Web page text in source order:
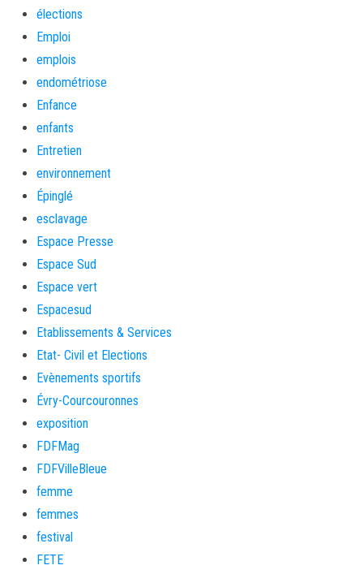
élections
Emploi
emplois
endométriose
Enfance
enfants
Entretien
environnement
Épinglé
esclavage
Espace Presse
Espace Sud
Espace vert
Espacesud
Etablissements & Services
Etat- Civil et Elections
Evènements sportifs
Évry-Courcouronnes
exposition
FDFMag
FDFVilleBleue
femme
femmes
festival
FETE